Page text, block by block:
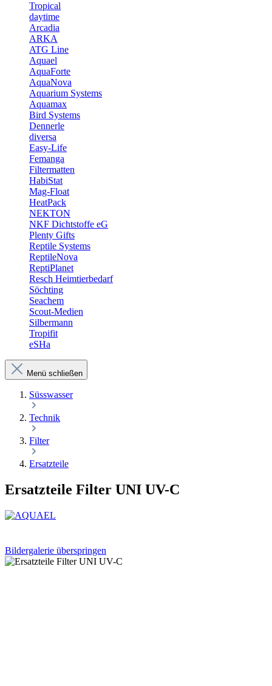
Tropical
daytime
Arcadia
ARKA
ATG Line
Aquael
AquaForte
AquaNova
Aquarium Systems
Aquamax
Bird Systems
Dennerle
diversa
Easy-Life
Femanga
Filtermatten
HabiStat
Mag-Float
HeatPack
NEKTON
NKF Dichtstoffe eG
Plenty Gifts
Reptile Systems
ReptileNova
ReptiPlanet
Resch Heimtierbedarf
Söchting
Seachem
Scout-Medien
Silbermann
Tropifit
eSHa
Menü schließen
Süsswasser
Technik
Filter
Ersatzteile
Ersatzteile Filter UNI UV-C
Bildergalerie überspringen